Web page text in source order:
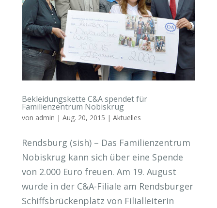
Bekleidungskette C&A spendet für
Familienzentrum Nobiskrug
von admin | Aug. 20, 2015 | Aktuelles
Rendsburg (sish) – Das Familienzentrum
Nobiskrug kann sich über eine Spende
von 2.000 Euro freuen. Am 19. August
wurde in der C&A-Filiale am Rendsburger
Schiffsbrückenplatz von Filialleiterin